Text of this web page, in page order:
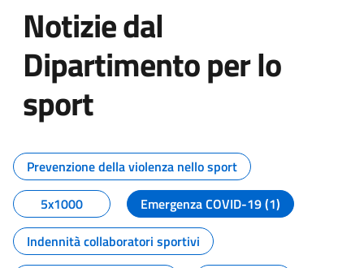
Notizie dal
Dipartimento per lo
sport
Tutti i contenuti della pagina
Prevenzione della violenza nello sport
5x1000
Emergenza COVID-19 (1)
Indennità collaboratori sportivi